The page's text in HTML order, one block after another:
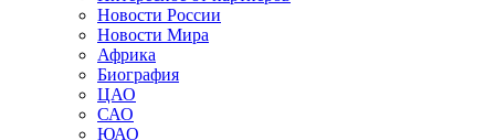
Новости России
Новости Мира
Африка
Биография
ЦАО
САО
ЮАО